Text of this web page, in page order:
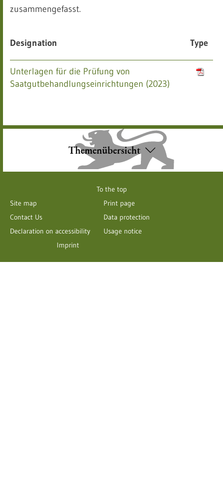
zusammengefasst.
Designation Type
Unterlagen für die Prüfung von
Saatgutbehandlungseinrichtungen (2023)
Themenübersicht
To the top
Site map
Print page
Contact Us
Data protection
Declaration on accessibility
Usage notice
Imprint